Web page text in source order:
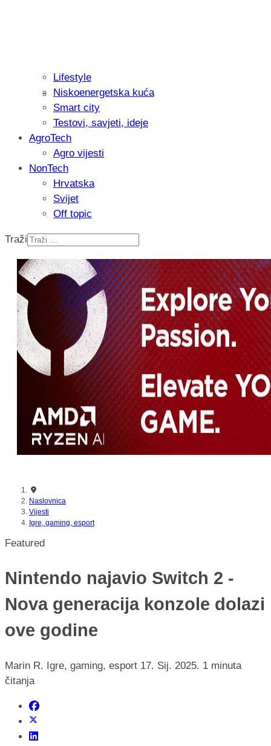
Isprobali smo: Thermostar
Recenzija: Einhell Professional CP-
nikada prije
Lifestyle
Niskoenergetska kuća
Smart city
Testovi, savjeti, ideje
AgroTech
Agro vijesti
NonTech
Hrvatska
Svijet
Off topic
Traži
Naslovnica
Vijesti
Igre, gaming, esport
Featured
Nintendo najavio Switch 2 -
Nova generacija konzole dolazi
ove godine
Marin R. Igre, gaming, esport 17. Sij. 2025. 1 minuta
čitanja